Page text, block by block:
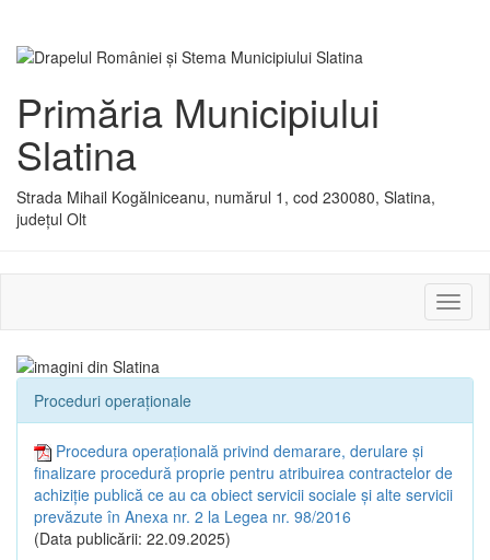
Primăria Municipiului
Slatina
Strada Mihail Kogălniceanu, numărul 1, cod 230080, Slatina,
județul Olt
sau
Proceduri operaționale
Procedura operațională privind demarare, derulare și
finalizare procedură proprie pentru atribuirea contractelor de
achiziție publică ce au ca obiect servicii sociale și alte servicii
prevăzute în Anexa nr. 2 la Legea nr. 98/2016
(Data publicării: 22.09.2025)